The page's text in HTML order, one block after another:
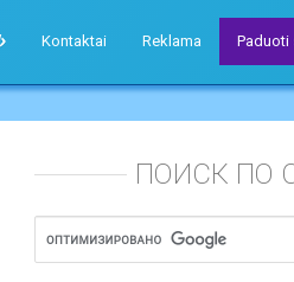
Kontaktai Reklama Paduoti
ПОИСК ПО